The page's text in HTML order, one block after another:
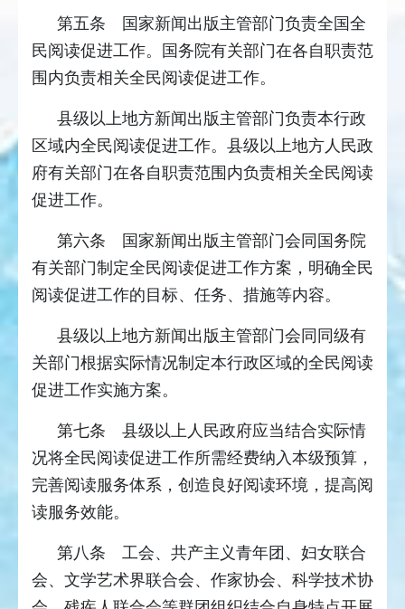
第五条 国家新闻出版主管部门负责全国全
民阅读促进工作。国务院有关部门在各自职责范
围内负责相关全民阅读促进工作。
县级以上地方新闻出版主管部门负责本行政
区域内全民阅读促进工作。县级以上地方人民政
府有关部门在各自职责范围内负责相关全民阅读
促进工作。
第六条 国家新闻出版主管部门会同国务院
有关部门制定全民阅读促进工作方案，明确全民
阅读促进工作的目标、任务、措施等内容。
县级以上地方新闻出版主管部门会同同级有
关部门根据实际情况制定本行政区域的全民阅读
促进工作实施方案。
第七条 县级以上人民政府应当结合实际情
况将全民阅读促进工作所需经费纳入本级预算，
完善阅读服务体系，创造良好阅读环境，提高阅
读服务效能。
第八条 工会、共产主义青年团、妇女联合
会、文学艺术界联合会、作家协会、科学技术协